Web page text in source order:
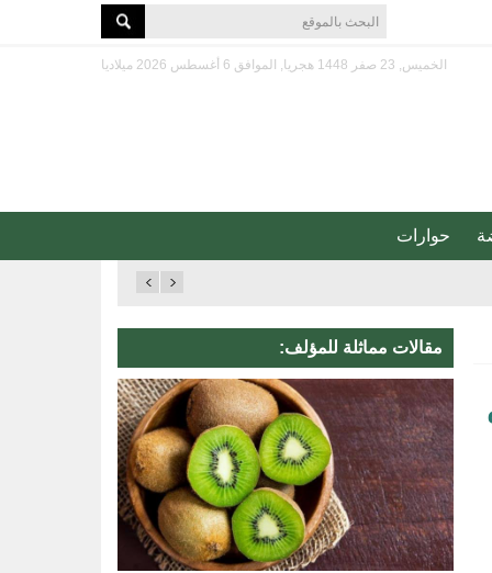
الخميس, 23 صفر 1448 هجريا, الموافق 6 أغسطس 2026 ميلاديا
حوارات
مقالات مماثلة للمؤلف: